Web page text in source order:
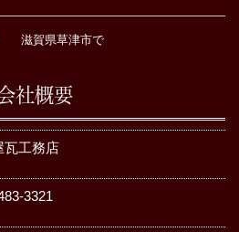
滋賀県草津市で
社概要
瓦工務店
3321